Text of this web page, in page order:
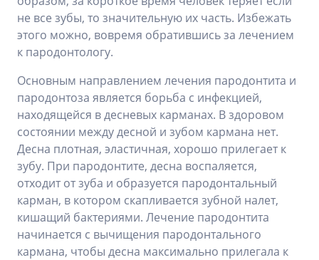
не все зубы, то значительную их часть. Избежать
этого можно, вовремя обратившись за лечением
к пародонтологу.
Основным направлением лечения пародонтита и
пародонтоза является борьба с инфекцией,
находящейся в десневых карманах. В здоровом
состоянии между десной и зубом кармана нет.
Десна плотная, эластичная, хорошо прилегает к
зубу. При пародонтите, десна воспаляется,
отходит от зуба и образуется пародонтальный
карман, в котором скапливается зубной налет,
кишащий бактериями. Лечение пародонтита
начинается с вычищения пародонтального
кармана, чтобы десна максимально прилегала к